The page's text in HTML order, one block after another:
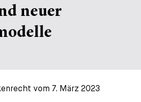
+
neuer
vom 7. März 2023